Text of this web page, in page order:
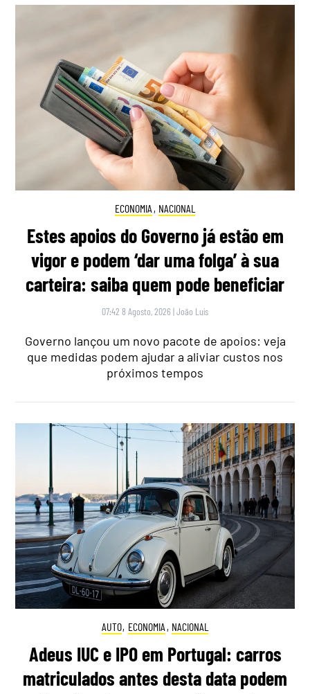
ECONOMIA , NACIONAL
Estes apoios do Governo já estão em
vigor e podem ‘dar uma folga’ à sua
carteira: saiba quem pode beneficiar
07:42 8 Agosto, 2026 |João Luís
Governo lançou um novo pacote de apoios: veja
que medidas podem ajudar a aliviar custos nos
próximos tempos
AUTO, ECONOMIA , NACIONAL
Adeus IUC e IPO em Portugal: carros
matriculados antes desta data podem